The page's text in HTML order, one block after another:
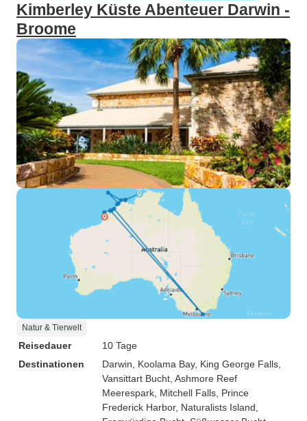
Kimberley Küste Abenteuer Darwin -
Broome
Natur & Tierwelt
Reisedauer
10 Tage
Destinationen
Darwin , Koolama Bay, King George Falls
Vansittart Bucht , Ashmore Reef
Meerespark , Mitchell Falls , Prince
Frederick Harbor, Naturalists Island